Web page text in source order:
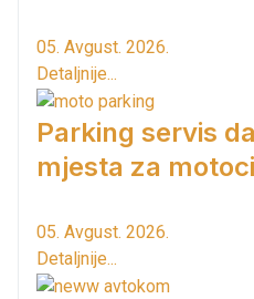
05. Avgust. 2026.
Detaljnije...
Parking servis
mjesta za
05. Avgust. 2026.
Detaljnije...